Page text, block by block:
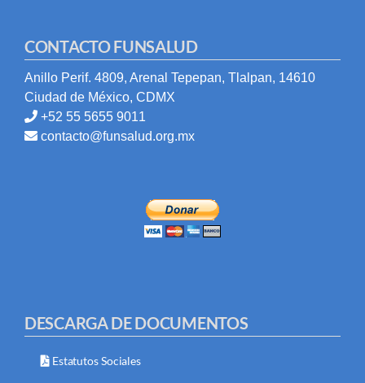
CONTACTO FUNSALUD
Anillo Perif. 4809, Arenal Tepepan, Tlalpan, 14610
Ciudad de México, CDMX
+52 55 5655 9011
contacto@funsalud.org.mx
DESCARGA DE DOCUMENTOS
Estatutos Sociales